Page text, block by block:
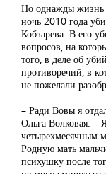
Но однажды жизнь
ночь 2010 года
Кобзарева. В его
вопросов, на
того, в деле об
противоречий, в
не пожелали
– Ради Вовы я
Ольга Волковая. –
четырехмесячным
Родную мать
психушку после